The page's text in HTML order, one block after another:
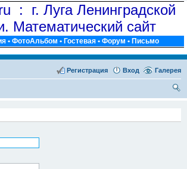
: г. Луга Ленинградской
Математический сайт
• ФотоАльбом • Гостевая • Форум • Письмо
Галерея
Вход
Регистрация